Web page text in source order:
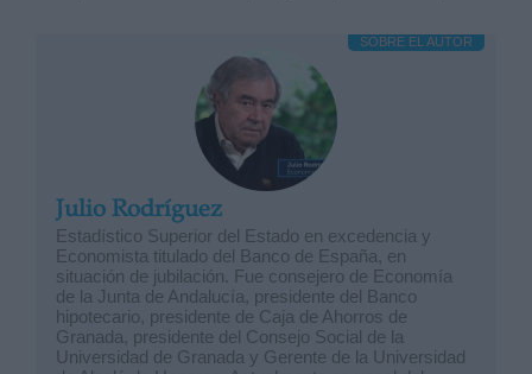
SOBRE EL AUTOR
Julio Rodríguez
Estadístico Superior del Estado en excedencia y
Economista titulado del Banco de España, en
situación de jubilación. Fue consejero de Economía
de la Junta de Andalucía, presidente del Banco
hipotecario, presidente de Caja de Ahorros de
Granada, presidente del Consejo Social de la
Universidad de Granada y Gerente de la Universidad